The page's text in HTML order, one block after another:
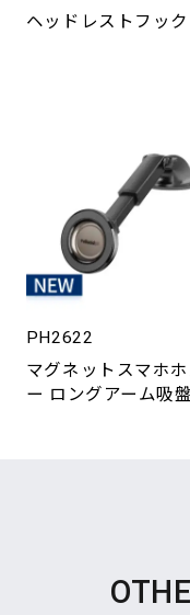
ヘッドレストフック
PH2622
マグネットスマホ
ー ロングアーム吸盤